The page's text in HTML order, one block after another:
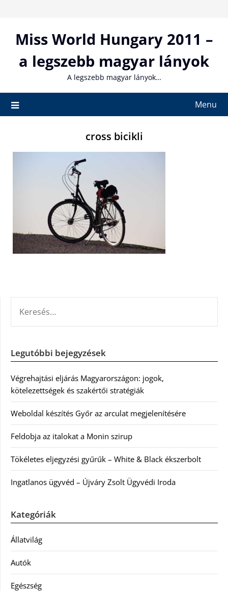
contentMiss World Hungary 2011 –
a legszebb magyar lányok
A legszebb magyar lányok…
Menu
cross bicikli
Legutóbbi bejegyzések
Végrehajtási eljárás Magyarországon: jogok,
kötelezettségek és szakértői stratégiák
Weboldal készítés Győr az arculat megjelenítésére
Feldobja az italokat a Monin szirup
Tökéletes eljegyzési gyűrűk – White & Black ékszerbolt
Ingatlanos ügyvéd – Újváry Zsolt Ügyvédi Iroda
Kategóriák
Állatvilág
Autók
Egészség